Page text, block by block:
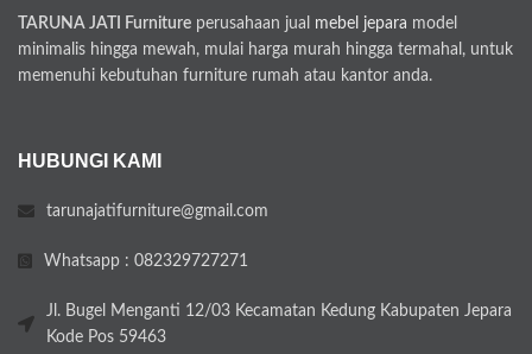
TARUNA JATI Furniture perusahaan jual mebel jepara model
minimalis hingga mewah, mulai harga murah hingga termahal, untuk
memenuhi kebutuhan furniture rumah atau kantor anda.
HUBUNGI KAMI
tarunajatifurniture@gmail.com
Whatsapp : 082329727271
Jl. Bugel Menganti 12/03 Kecamatan Kedung Kabupaten Jepara
Kode Pos 59463